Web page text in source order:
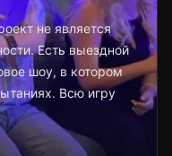
не является
Есть выездной
шоу, в котором
Всю игру